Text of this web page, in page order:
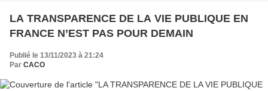
LA TRANSPARENCE DE LA VIE PUBLIQUE EN
FRANCE N’EST PAS POUR DEMAIN
Publié le 13/11/2023 à 21:24
Par CACO